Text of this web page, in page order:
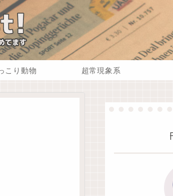
こり動物 超常現象系